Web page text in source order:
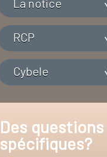
La notice
RCP
Cybele
Des questions
spécifiques?